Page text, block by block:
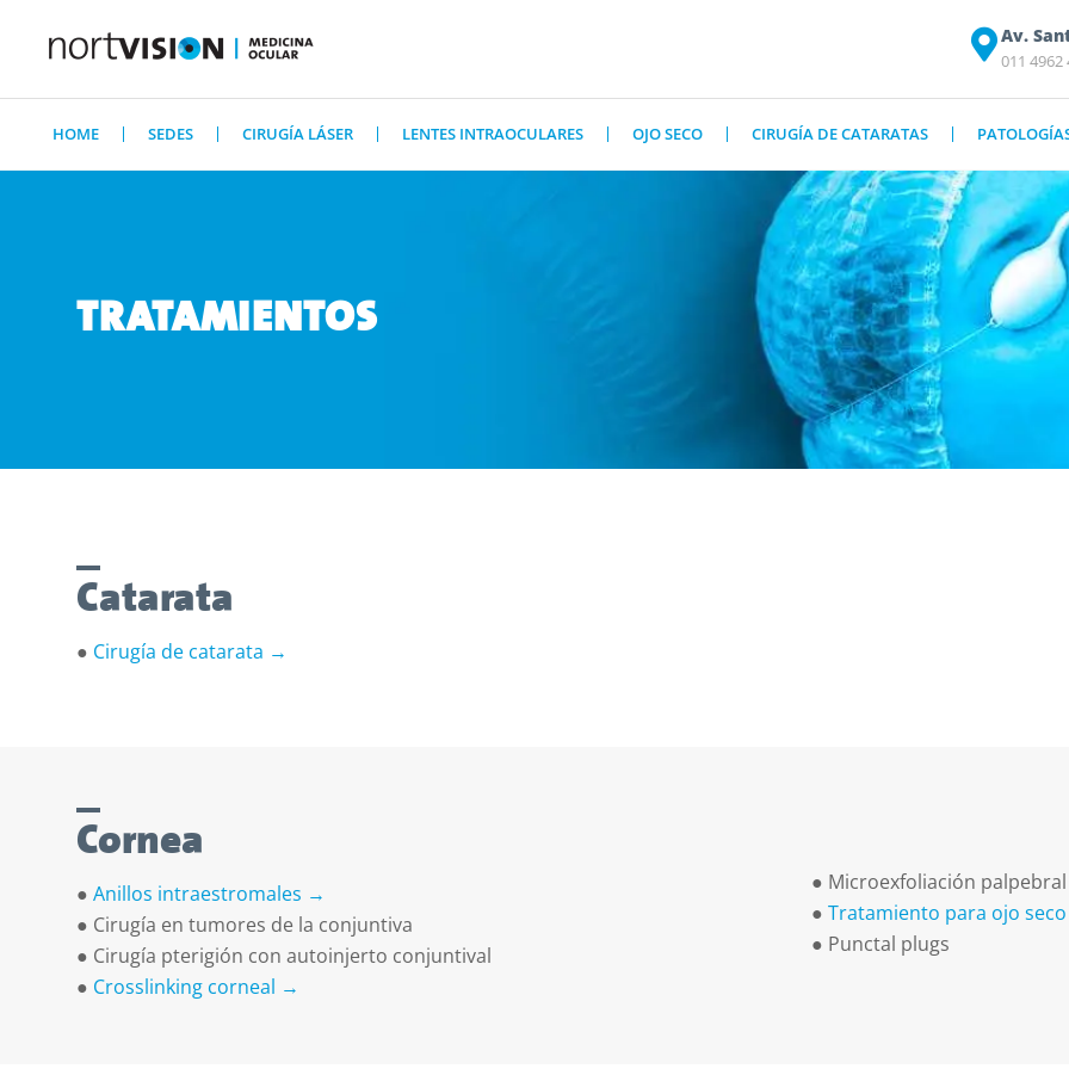
Av.
011
HOME SEDES CIRUGÍA LÁSER LENTES INTRAOCULARES OJO SECO CIRUGÍA DE CATARATAS
TRATAMIENTOS
Catarata
● Cirugía de catarata →
Cornea
● Anillos intraestromales →
● Cirugía en tumores de la conjuntiva
● Cirugía pterigión con autoinjerto conjuntival
● Crosslinking corneal →
● Microexfoliación palpebral
● Tratamiento para ojo
● Punctal plugs